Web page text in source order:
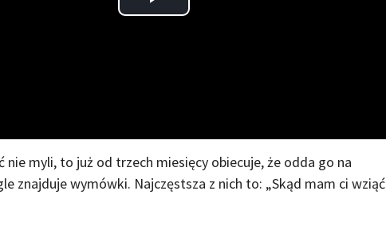
Play
nie myli, to już od trzech miesięcy obiecuje, że odda go na
znajduje wymówki. Najczęstsza z nich to: „Skąd mam ci wziąć